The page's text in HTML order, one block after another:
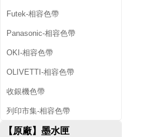
Futek-相容色帶
Panasonic-相容色帶
OKI-相容色帶
OLIVETTI-相容色帶
收銀機色帶
列印市集-相容色帶
【原廠】墨水匣